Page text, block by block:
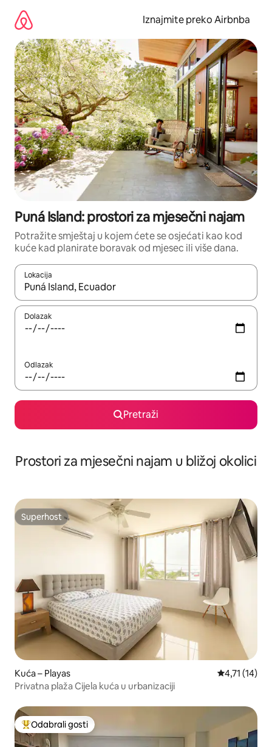
sadržaj
Iznajmite preko Airbnba
Puná Island: prostori za mjesečni najam
Potražite smještaj u kojem ćete se osjećati kao kod
kuće kad planirate boravak od mjesec ili više dana.
Lokacija
Kada budu dostupni rezultati, moći ćete ih pregledati
Dolazak
Odlazak
Pretraži
Prostori za mjesečni najam u bližoj okolici
Superhost
Superhost
Kuća – Playas Prosječna
4,71 (14)
Privatna plaža Cijela kuća u urbanizaciji
Među najviše rangiranima s oznakom „Odabrali gosti”
Odabrali gosti